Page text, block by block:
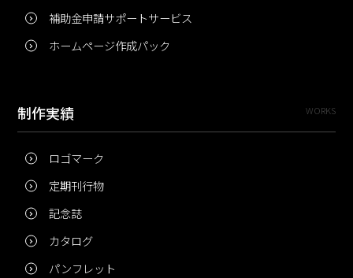
補助金申請サポートサービス
ホームページ作成パック
制作実績 WORKS
ロゴマーク
定期刊行物
記念誌
カタログ
パンフレット